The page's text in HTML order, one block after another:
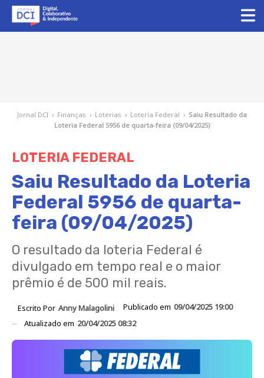
Jornal DCI › Finanças › Loterias › Loteria Federal › Saiu Resultado da
Loteria Federal 5956 de quarta-feira (09/04/2025)
LOTERIA FEDERAL
Saiu Resultado da Loteria
Federal 5956 de quarta-
feira (09/04/2025)
O resultado da loteria Federal é
divulgado em tempo real e o maior
prêmio é de 500 mil reais.
Escrito Por Anny Malagolini Publicado em 09/04/2025 19:00
Atualizado em 20/04/2025 08:32